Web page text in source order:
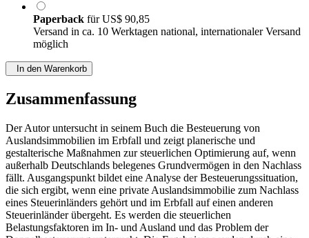
Paperback fürUS$ 90,85
Versand in ca. 10 Werktagen national, internationaler Versand
möglich
In den Warenkorb
Zusammenfassung
Der Autor untersucht in seinem Buch die Besteuerung von
Auslandsimmobilien im Erbfall und zeigt planerische und
gestalterische Maßnahmen zur steuerlichen Optimierung auf, wenn
außerhalb Deutschlands belegenes Grundvermögen in den Nachlass
fällt. Ausgangspunkt bildet eine Analyse der Besteuerungssituation,
die sich ergibt, wenn eine private Auslandsimmobilie zum Nachlass
eines Steuerinländers gehört und im Erbfall auf einen anderen
Steuerinländer übergeht. Es werden die steuerlichen
Belastungsfaktoren im In- und Ausland und das Problem der